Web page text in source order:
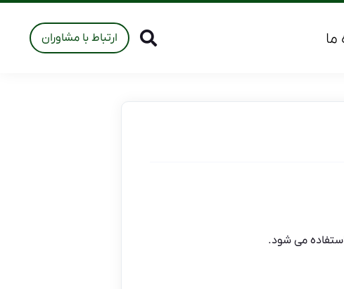
ما ارتباط با مشاوران
می شود.